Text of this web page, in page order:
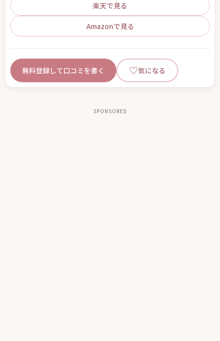
楽天で見る
Amazonで見る
無料登録して口コミを書く ♡気になる
SPONSORED